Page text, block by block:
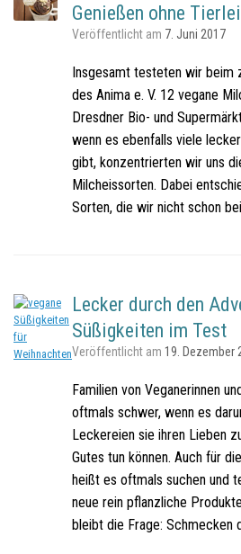
Genießen ohne
Veröffentlicht am 7. Juni 2017
Insgesamt testeten wir beim
des Anima e. V. 12 vegane
Dresdner Bio- und
wenn es ebenfalls viele
gibt, konzentrierten wir uns
Milcheissorten. Dabei
Sorten, die wir nicht schon
Lecker durch den
Süßigkeiten im Test
Veröffentlicht am 19. Dezember
Familien von Veganerinnen
oftmals schwer, wenn es
Leckereien sie ihren Lieben
Gutes tun können. Auch für
heißt es oftmals suchen und
neue rein pflanzliche
bleibt die Frage: Schmecken